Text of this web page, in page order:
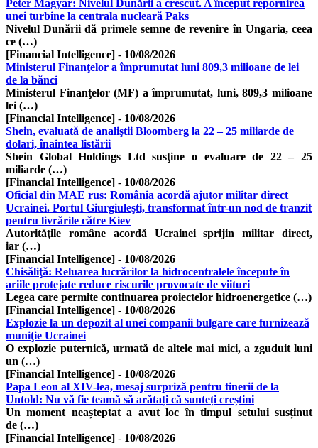
Peter Magyar: Nivelul Dunării a crescut. A început repornirea
unei turbine la centrala nucleară Paks
Nivelul Dunării dă primele semne de revenire în Ungaria, ceea
ce (…)
[Financial Intelligence] - 10/08/2026
Ministerul Finanţelor a împrumutat luni 809,3 milioane de lei
de la bănci
Ministerul Finanţelor (MF) a împrumutat, luni, 809,3 milioane
lei (…)
[Financial Intelligence] - 10/08/2026
Shein, evaluată de analiştii Bloomberg la 22 – 25 miliarde de
dolari, înaintea listării
Shein Global Holdings Ltd susţine o evaluare de 22 – 25
miliarde (…)
[Financial Intelligence] - 10/08/2026
Oficial din MAE rus: România acordă ajutor militar direct
Ucrainei. Portul Giurgiuleşti, transformat într-un nod de tranzit
pentru livrările către Kiev
Autorităţile române acordă Ucrainei sprijin militar direct,
iar (…)
[Financial Intelligence] - 10/08/2026
Chisăliţă: Reluarea lucrărilor la hidrocentralele începute în
ariile protejate reduce riscurile provocate de viituri
Legea care permite continuarea proiectelor hidroenergetice (…)
[Financial Intelligence] - 10/08/2026
Explozie la un depozit al unei companii bulgare care furnizează
muniţie Ucrainei
O explozie puternică, urmată de altele mai mici, a zguduit luni
un (…)
[Financial Intelligence] - 10/08/2026
Papa Leon al XIV-lea, mesaj surpriză pentru tinerii de la
Untold: Nu vă fie teamă să arătați că sunteți creștini
Un moment neașteptat a avut loc în timpul setului susținut
de (…)
[Financial Intelligence] - 10/08/2026